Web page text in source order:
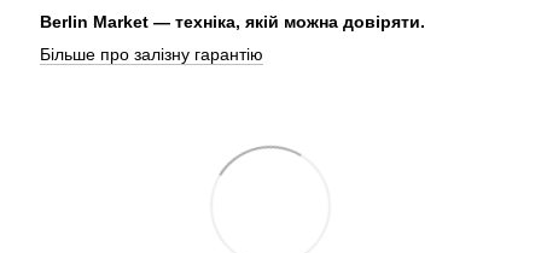
Berlin Market — техніка, якій можна довіряти.
Більше про залізну гарантію